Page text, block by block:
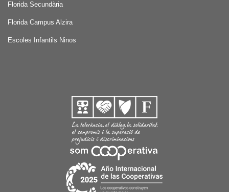
Florida Secundària
Florida Campus Alzira
Escoles Infantils Ninos